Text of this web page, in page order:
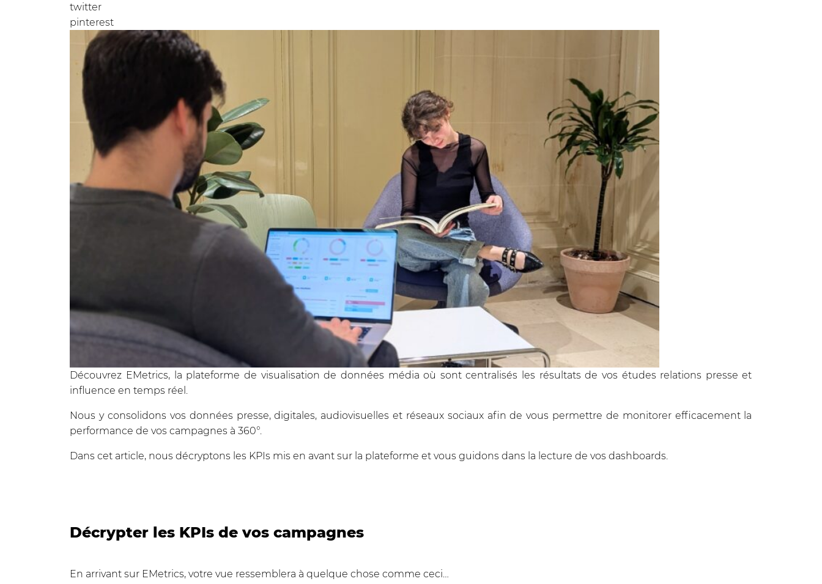
twitter
pinterest
Découvrez EMetrics, la plateforme de visualisation de données média où sont centralisés les résultats de vos études relations presse et
influence en temps réel.
Nous y consolidons vos données presse, digitales, audiovisuelles et réseaux sociaux afin de vous permettre de monitorer efficacement la
performance de vos campagnes à 360°.
Dans cet article, nous décryptons les KPIs mis en avant sur la plateforme et vous guidons dans la lecture de vos dashboards.
Décrypter les KPIs de vos campagnes
En arrivant sur EMetrics, votre vue ressemblera à quelque chose comme ceci…